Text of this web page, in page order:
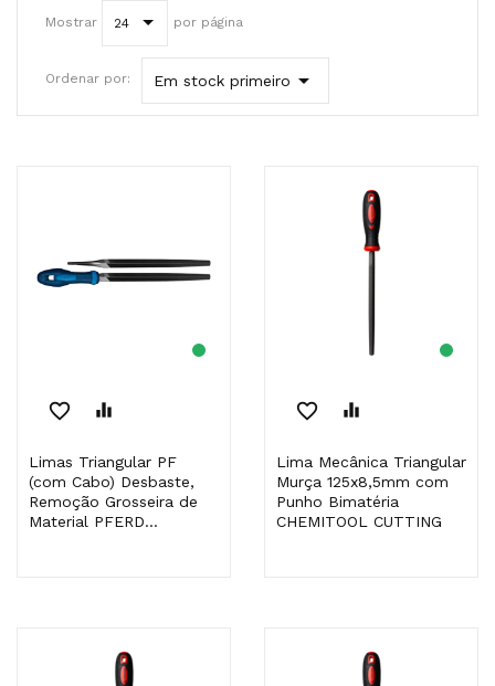
Mostrar 24 por página
Ordenar por: Em stock primeiro 
favorite_border equalizer
Limas Triangular PF
(com Cabo) Desbaste,
Remoção Grosseira de
Material PFERD...
favorite_border equalizer
Lima Mecânica Triangular
Murça 125x8,5mm com
Punho Bimatéria
CHEMITOOL CUTTING